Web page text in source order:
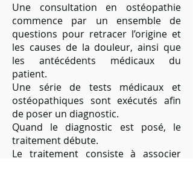
Une consultation en ostéopathie
commence par un ensemble de
questions pour retracer l’origine et
les causes de la douleur, ainsi que
les antécédents médicaux du
patient.
Une série de tests médicaux et
ostéopathiques sont exécutés afin
de poser un diagnostic.
Quand le diagnostic est posé, le
traitement débute.
Le traitement consiste à associer